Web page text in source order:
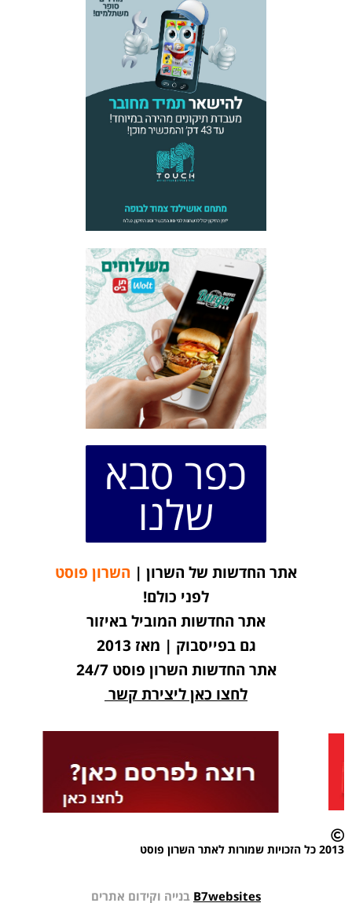
כפר סבא
שלנו
אתר החדשות של השרון | השרון פוסט
לפני כולם!
אתר החדשות המוביל באיזור
גם בפייסבוק | מאז 2013
אתר החדשות השרון פוסט 24/7
לחצו כאן ליצירת קשר
2013 כל הזכויות שמורות לאתר השרון פוסט
B7websites